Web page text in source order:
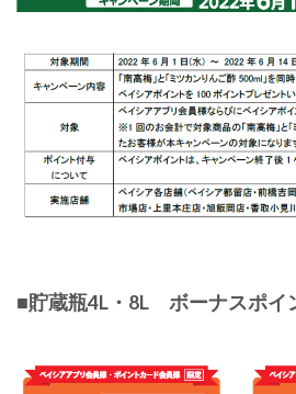
■貯蔵瓶4L・8L ボーナスポイ